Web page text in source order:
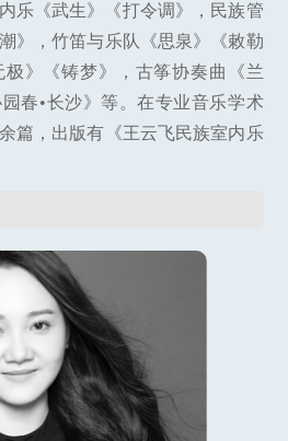
乐《武生》《打令调》，民族管
》，竹笛与乐队《思泉》《敕勒
》《铸梦》，古筝协奏曲《兰
春•长沙》等。在专业音乐学术
篇，出版有《王云飞民族室内乐